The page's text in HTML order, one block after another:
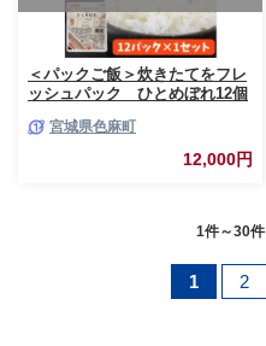
＜パックご飯＞炊きたてをフレ
ッシュパック ひとめぼれ12個
宮城県色麻町
12,000円
1件～30件
1 2